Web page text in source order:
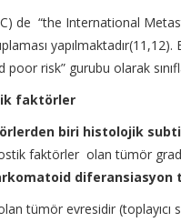
de “the International
risk” gurubu olarak
faktörler
biri histolojik
faktörler olan tümör
diferansiasyon
tümör evresidir (toplayıcı